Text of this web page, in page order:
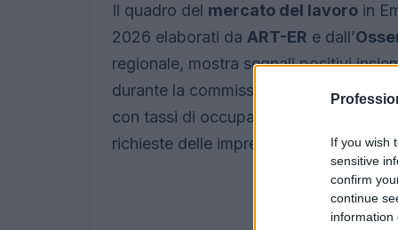
If you wish
sensitive
confirm
continue
information
Il quadro del mercato del lavoro in
2026 elaborati da ART-ER e dall’
regionale, mostra segnali positivi
durante la commissione Scuola e
con tassi di occupazione tra i più alti
richieste delle imprese.